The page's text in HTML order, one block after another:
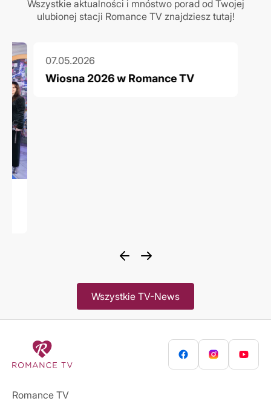
Wszystkie aktualności i mnóstwo porad od Twojej
ulubionej stacji Romance TV znajdziesz tutaj!
07.05.2026
Wiosna 2026 w Romance TV
Wszystkie TV-News
Romance TV